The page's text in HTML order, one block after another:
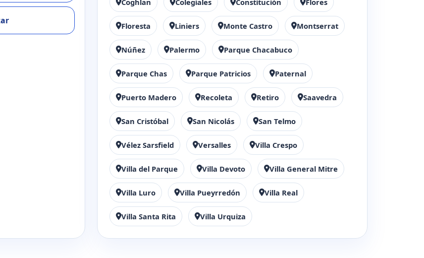
Coghlan Colegiales Constitución Flores
Floresta Liniers Monte Castro Montserrat
Núñez Palermo Parque Chacabuco
Parque Chas Parque Patricios Paternal
Puerto Madero Recoleta Retiro Saavedra
San Cristóbal San Nicolás San Telmo
Vélez Sarsfield Versalles Villa Crespo
Villa del Parque Villa Devoto Villa General Mitre
Villa Luro Villa Pueyrredón Villa Real
Villa Santa Rita Villa Urquiza